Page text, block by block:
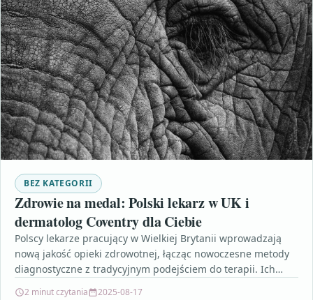
BEZ KATEGORII
Zdrowie na medal: Polski lekarz w UK i
dermatolog Coventry dla Ciebie
Polscy lekarze pracujący w Wielkiej Brytanii wprowadzają
nową jakość opieki zdrowotnej, łącząc nowoczesne metody
diagnostyczne z tradycyjnym podejściem do terapii. Ich
2 minut czytania 2025-08-17